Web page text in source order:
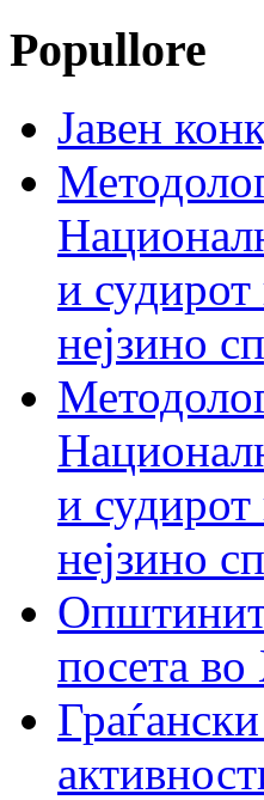
Popullore
Јавен
и
нејзино
и
нејзино
посета во